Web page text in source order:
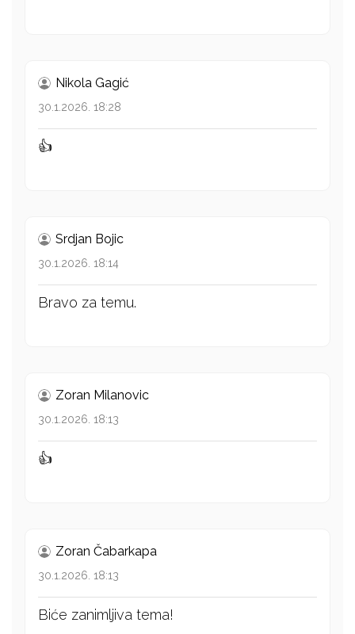
Nikola Gagić
30.1.2026. 18:28
👍
Srdjan Bojic
30.1.2026. 18:14
Bravo za temu.
Zoran Milanovic
30.1.2026. 18:13
👍
Zoran Čabarkapa
30.1.2026. 18:13
Biće zanimljiva tema!